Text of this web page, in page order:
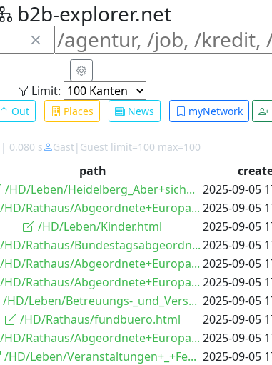
b2b-explorer.net
Limit:
Out Places News myNetwork
0.080 s Gast|Guest limit=100 max=100
path
/HD/Leben/Heidelberg_Aber+sich... 2025-09-05
/HD/Rathaus/Abgeordnete+Europa... 2025-09-05
/HD/Leben/Kinder.html
2025-09-05
/HD/Rathaus/Bundestagsabgeordn...2025-09-05
/HD/Rathaus/Abgeordnete+Europa... 2025-09-05
/HD/Rathaus/Abgeordnete+Europa... 2025-09-05
/HD/Leben/Betreuungs-_und_Vers... 2025-09-05
/HD/Rathaus/fundbuero.html
2025-09-05
/HD/Rathaus/Abgeordnete+Europa... 2025-09-05
/HD/Leben/Veranstaltungen+_+Fe... 2025-09-05